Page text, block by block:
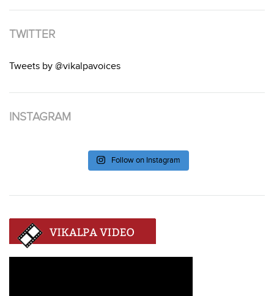
TWITTER
Tweets by @vikalpavoices
INSTAGRAM
Follow on Instagram